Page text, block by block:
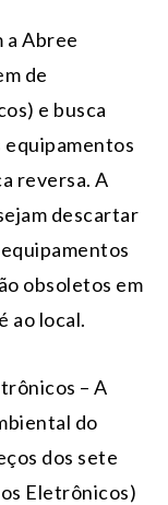
a Abree
de
e busca
reversa. A
descartar
obsoletos em
ao local.
– A
do
dos sete
Eletrônicos)